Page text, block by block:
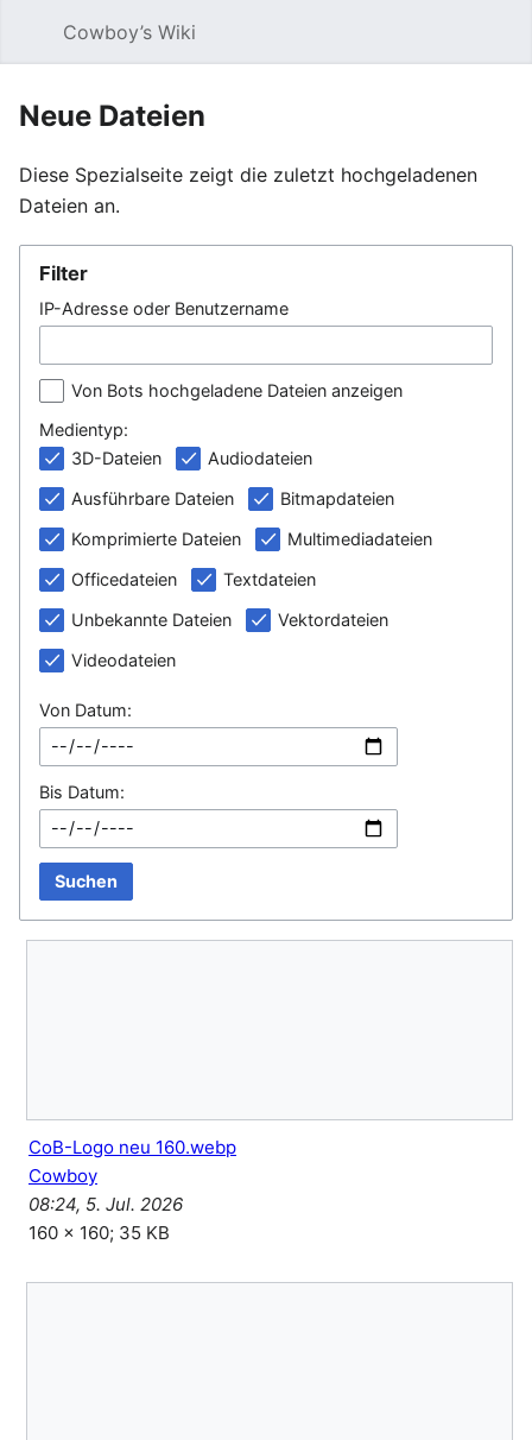
Cowboy’s Wiki
Neue Dateien
Diese Spezialseite zeigt die zuletzt hochgeladenen
Dateien an.
Filter
IP-Adresse oder Benutzername
Von Bots hochgeladene Dateien anzeigen
Medientyp:
3D-Dateien
Audiodateien
Ausführbare Dateien
Bitmapdateien
Komprimierte Dateien
Multimediadateien
Officedateien
Textdateien
Unbekannte Dateien
Vektordateien
Videodateien
Von Datum:
Bis Datum:
Suchen
CoB-Logo neu 160.webp
Cowboy
08:24, 5. Jul. 2026
160 × 160; 35 KB